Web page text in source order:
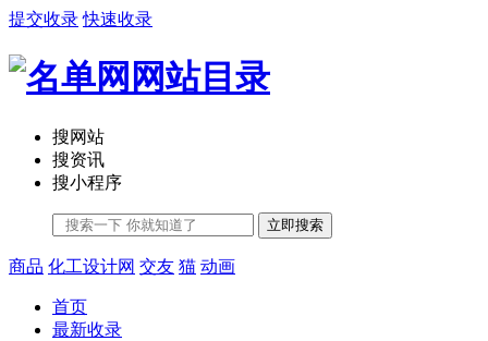
提交收录 快速收录
搜网站
搜资讯
搜小程序
立即搜索
商品 化工设计网 交友 猫 动画
首页
最新收录